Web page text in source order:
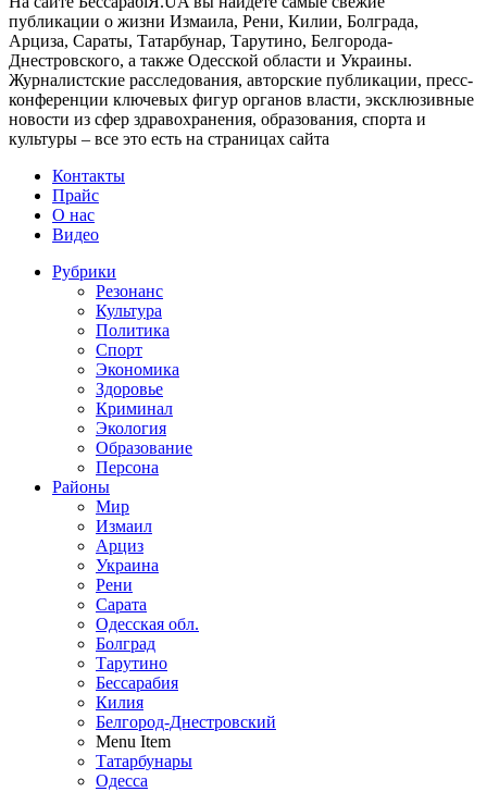
публикации о жизни Измаила, Рени, Килии, Болграда,
Арциза, Сараты, Татарбунар, Тарутино, Белгорода-
Днестровского, а также Одесской области и Украины.
Журналистские расследования, авторские публикации, пресс-
конференции ключевых фигур органов власти, эксклюзивные
новости из сфер здравохранения, образования, спорта и
культуры – все это есть на страницах сайта
Контакты
Прайс
О нас
Видео
Рубрики
Резонанс
Культура
Политика
Спорт
Экономика
Здоровье
Криминал
Экология
Образование
Персона
Районы
Мир
Измаил
Арциз
Украина
Рени
Сарата
Одесская обл.
Болград
Тарутино
Бессарабия
Килия
Белгород-Днестровский
Menu Item
Татарбунары
Одесса